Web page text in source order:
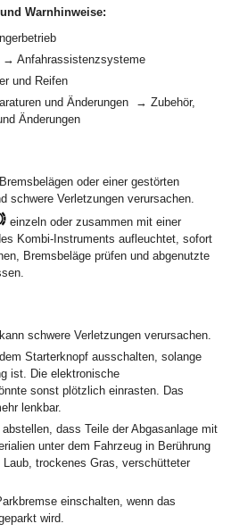
Warnhinweise:
Anfahrassistenzsysteme
und Reifen
und Änderungen → Zubehör,
Änderungen
oder einer gestörten
schwere Verletzungen verursachen.
einzeln oder zusammen mit einer
Kombi-Instruments aufleuchtet, sofort
Bremsbeläge prüfen und abgenutzte
schwere Verletzungen verursachen.
Starterknopf ausschalten, solange
ist. Die elektronische
sonst plötzlich einrasten. Das
lenkbar.
dass Teile der Abgasanlage mit
unter dem Fahrzeug in Berührung
trockenes Gras, verschütteter
einschalten, wenn das
wird.